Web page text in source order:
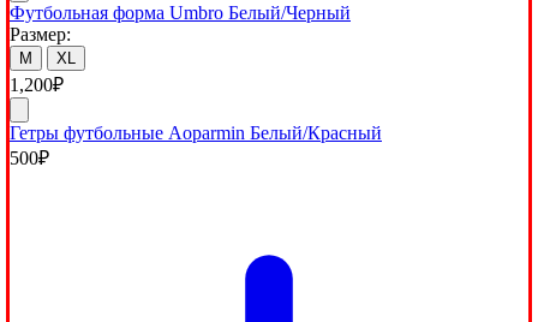
Футбольная форма Umbro Белый/Черный
Размер:
M XL
1,200₽
Гетры футбольные Aoparmin Белый/Красный
500₽